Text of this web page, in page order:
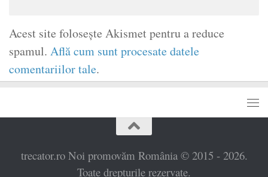
Acest site folosește Akismet pentru a reduce
spamul. Află cum sunt procesate datele
comentariilor tale.
trecator.ro Noi promovăm România © 2015 - 2026.
Toate drepturile rezervate.